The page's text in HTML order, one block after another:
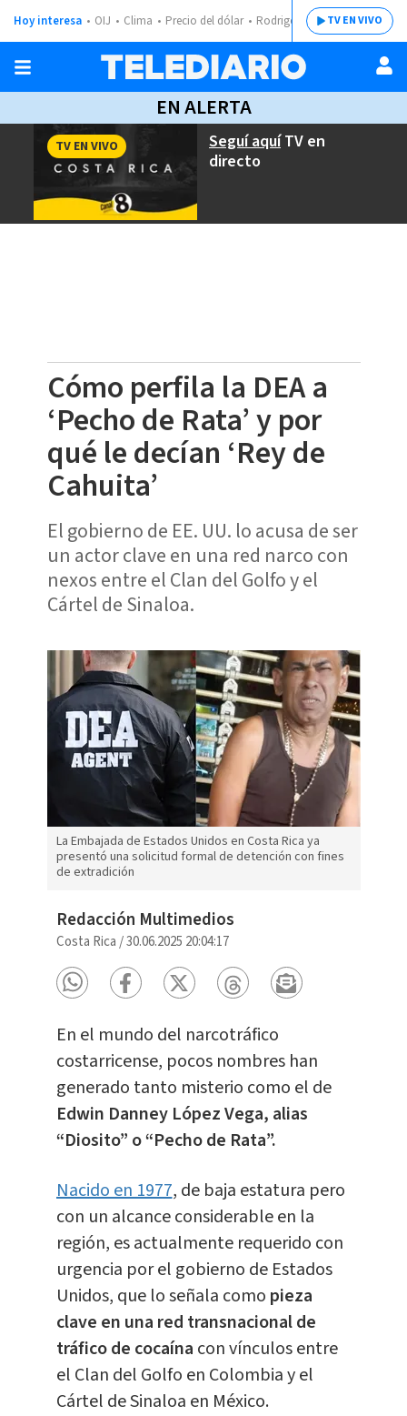
Hoy interesa OIJ Clima Precio del dólar Rodrigo ChavesTV EN VIVO
EN ALERTA
Seguí aquíTV en
directo
TV EN VIVO
Cómo perfila la DEA a
‘Pecho de Rata’ y por
qué le decían ‘Rey de
Cahuita’
El gobierno de EE. UU. lo acusa de ser
un actor clave en una red narco con
nexos entre el Clan del Golfo y el
Cártel de Sinaloa.
La Embajada de Estados Unidos en Costa Rica ya
presentó una solicitud formal de detención con fines
de extradición
Redacción Multimedios
Costa Rica /30.06.2025 20:04:17
En el mundo del narcotráfico
costarricense, pocos nombres han
generado tanto misterio como el de
Edwin Danney López Vega, alias
“Diosito” o “Pecho de Rata”.
Nacido en 1977, de baja estatura pero
con un alcance considerable en la
región, es actualmente requerido con
urgencia por el gobierno de Estados
Unidos, que lo señala como pieza
clave en una red transnacional de
tráfico de cocaína con vínculos entre
el Clan del Golfo en Colombia y el
Cártel de Sinaloa en México.